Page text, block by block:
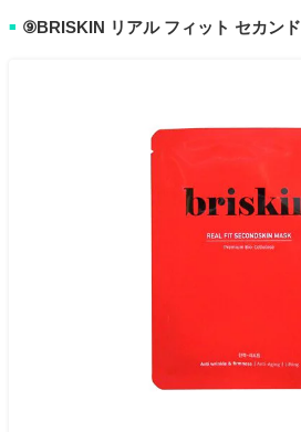
■ ⑨BRISKIN リアル フィット セカン